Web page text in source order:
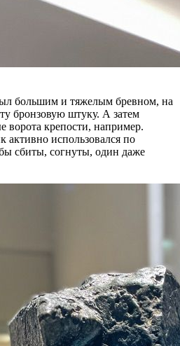
большим и тяжелым бревном, на
бронзовую штуку. А затем
ворота крепости, например.
активно использовался по
сбиты, согнуты, один даже